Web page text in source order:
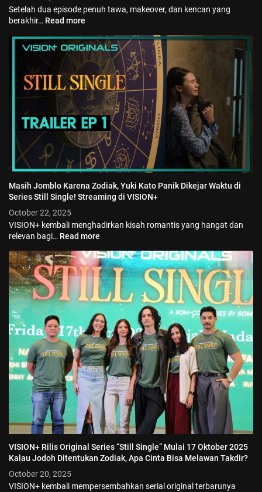
Setelah dua episode penuh tawa, makeover, dan kencan yang
berakhir… Read more
Masih Jomblo Karena Zodiak, Yuki Kato Panik Dikejar Waktu di
Series Still Single! Streaming di VISION+
October 22, 2025
VISION+ kembali menghadirkan kisah romantis yang hangat dan
relevan bagi… Read more
VISION+ Rilis Original Series “Still Single” Mulai 17 Oktober 2025
Kalau Jodoh Ditentukan Zodiak, Apa Cinta Bisa Melawan Takdir?
October 20, 2025
VISION+ kembali mempersembahkan serial original terbarunya